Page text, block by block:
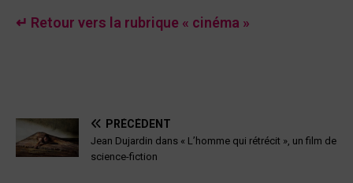
↵ Retour vers la rubrique « cinéma »
PRÉCÉDENT
Jean Dujardin dans « L’homme qui rétrécit », un film de
science-fiction